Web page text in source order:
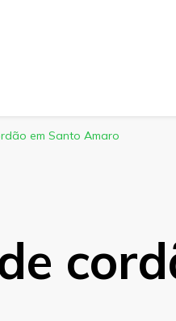
em Santo Amaro